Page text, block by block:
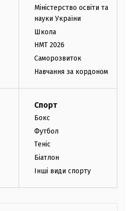
Міністерство освіти та
науки України
Школа
НМТ 2026
Саморозвиток
Навчання за кордоном
Спорт
Бокс
Футбол
Теніс
Біатлон
Інші види спорту